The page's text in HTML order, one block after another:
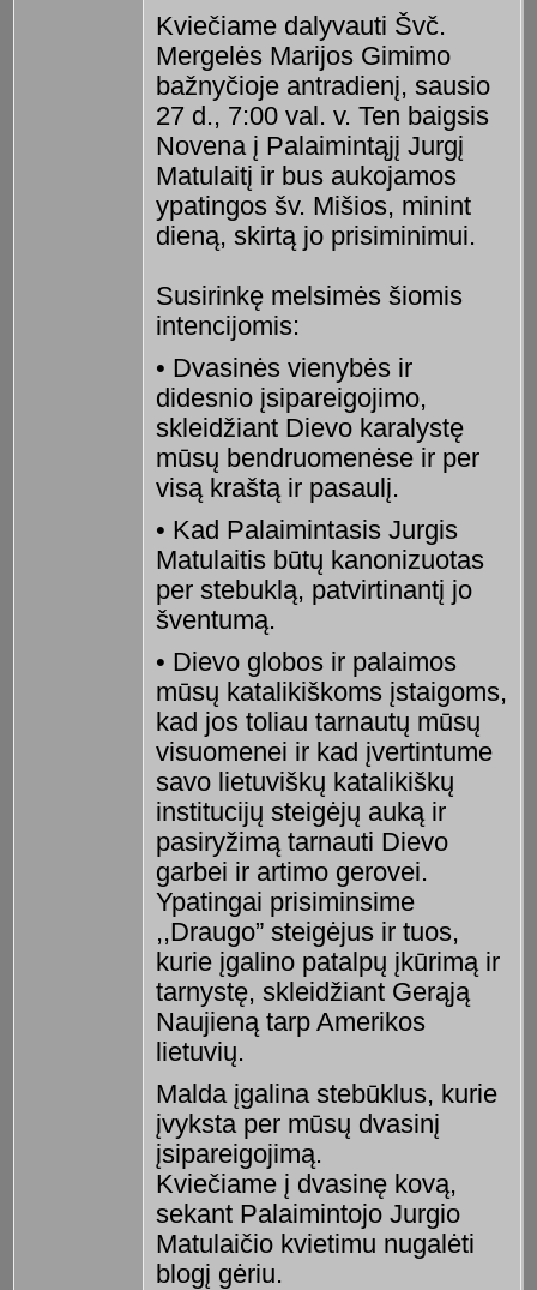
Kviečiame dalyvauti Švč.
Mergelės Marijos Gimimo
bažnyčioje antradienį, sausio
27 d., 7:00 val. v. Ten baigsis
Novena į Palaimintąjį Jurgį
Matulaitį ir bus aukojamos
ypatingos šv. Mišios, minint
dieną, skirtą jo prisiminimui.
Susirinkę melsimės šiomis
intencijomis:
• Dvasinės vienybės ir
didesnio įsipareigojimo,
skleidžiant Dievo karalystę
mūsų bendruomenėse ir per
visą kraštą ir pasaulį.
• Kad Palaimintasis Jurgis
Matulaitis būtų kanonizuotas
per stebuklą, patvirtinantį jo
šventumą.
• Dievo globos ir palaimos
mūsų katalikiškoms įstaigoms,
kad jos toliau tarnautų mūsų
visuomenei ir kad įvertintume
savo lietuviškų katalikiškų
institucijų steigėjų auką ir
pasiryžimą tarnauti Dievo
garbei ir artimo gerovei.
Ypatingai prisiminsime
,,Draugo” steigėjus ir tuos,
kurie įgalino patalpų įkūrimą ir
tarnystę, skleidžiant Gerąją
Naujieną tarp Amerikos
lietuvių.
Malda įgalina stebūklus, kurie
įvyksta per mūsų dvasinį
įsipareigojimą.
Kviečiame į dvasinę kovą,
sekant Palaimintojo Jurgio
Matulaičio kvietimu nugalėti
blogį gėriu.